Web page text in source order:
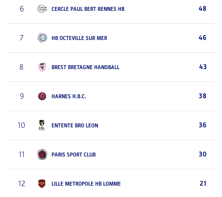
6 CERCLE PAUL BERT RENNES HB 48
7 HB OCTEVILLE SUR MER 46
8 BREST BRETAGNE HANDBALL 43
9 HARNES H.B.C. 38
10 ENTENTE BRO LEON 36
11 PARIS SPORT CLUB 30
12 LILLE METROPOLE HB LOMME 21